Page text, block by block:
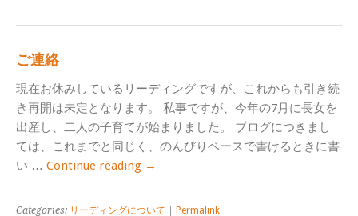
ご連絡
現在お休みしているリーディングですが、これからも引き続
き再開は未定となります。 私事ですが、今年の7月に長女を
出産し、二人の子育てが始まりました。 ブログにつきまし
ては、これまでと同じく、のんびりベースで書けるときに書
い … Continue reading →
Categories: リーディングについて Permalink